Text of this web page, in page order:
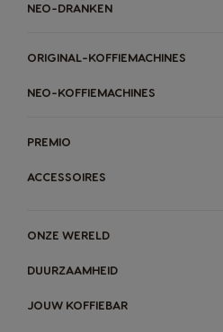
NEO-DRANKEN
ORIGINAL-KOFFIEMACHINES
NEO-KOFFIEMACHINES
PREMIO
ACCESSOIRES
ONZE WERELD
DUURZAAMHEID
JOUW KOFFIEBAR